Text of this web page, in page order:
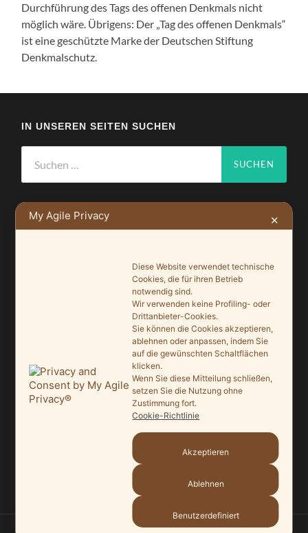
Durchführung des Tags des offenen Denkmals nicht
möglich wäre. Übrigens: Der „Tag des offenen Denkmals“
ist eine geschützte Marke der Deutschen Stiftung
Denkmalschutz.
IN UNSEREN SEITEN SUCHEN
nach:
Ein Leuchtturmprojekt für mehr Artenvielfalt
Saisonauftakt nach Maß im Grönegau-Museum
Melle punktet beim „Tag des offenen Denkmals“
27. September 2025
Ein Schaufenster der Denkmalpflege
Mit vergrößertem Führungsteam in die Zukunft
My Agile Privacy ✕
Diese Website verwendet technische
Cookies, die für ihren Betrieb
notwendig sind.
Wir verwenden keine Profiling- oder
Drittanbieter-Cookies.
Sie können die Cookies akzeptieren,
ablehnen oder anpassen, indem Sie
auf die gewünschten Schaltflächen
klicken.
Wenn Sie diese Mitteilung schließen,
setzen Sie die Nutzung ohne
Zustimmung fort.
Cookie-Richtlinie
Akzeptieren
Ablehnen
Benutzerdefiniert